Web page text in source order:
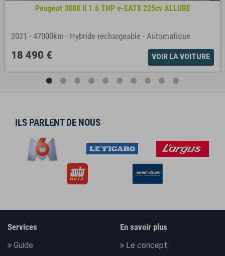
Peugeot 3008 II 1.6 THP e-EAT8 225cv ALLURE
2021 - 47000km - Hybride rechargeable - Automatique
18 490 € VOIR LA VOITURE
ILS PARLENT DE NOUS
Services
Guide
En savoir plus
Le concept